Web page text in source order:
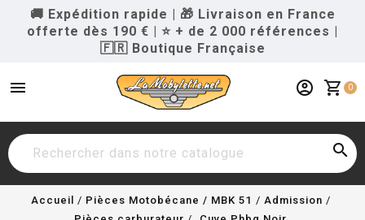
🚚 Expédition rapide | 🎁 Livraison en France
offerte dès 190 € | ⭐ + de 2 000 références |
🇫🇷 Boutique Française
menu shopping_cart 0
account_circle

Accueil Pièces Motobécane / MBK 51
Admission